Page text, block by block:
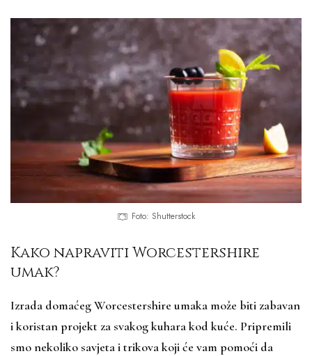
Foto: Shutterstock
Kako napraviti Worcestershire
umak?
Izrada domaćeg Worcestershire umaka može biti zabavan
i koristan projekt za svakog kuhara kod kuće. Pripremili
smo nekoliko savjeta i trikova koji će vam pomoći da